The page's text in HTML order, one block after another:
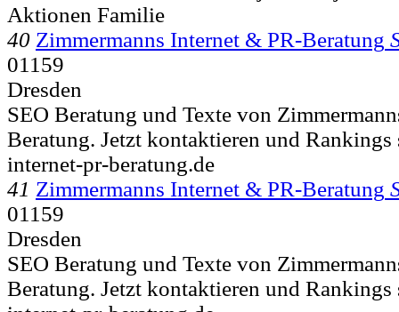
Aktionen Familie
40 Zimmermanns Internet & PR-Beratung
01159
Dresden
SEO Beratung und Texte von
Beratung. Jetzt kontaktieren und Rankings
internet-pr-beratung.de
41 Zimmermanns Internet & PR-Beratung
01159
Dresden
SEO Beratung und Texte von
Beratung. Jetzt kontaktieren und Rankings